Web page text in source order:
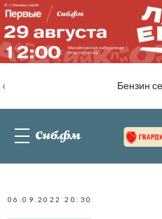
Бензин
‹
06.09.2022 20:30